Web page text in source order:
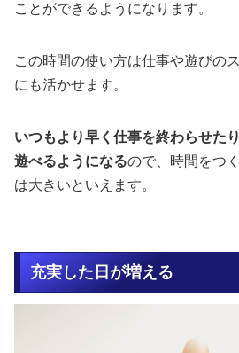
ことができるようになります。
この時間の使い方は仕事や遊びの
にも活かせます。
いつもより早く仕事を終わらせた
遊べるようになるので、時間をつ
は大きいといえます。
充実した日が増える